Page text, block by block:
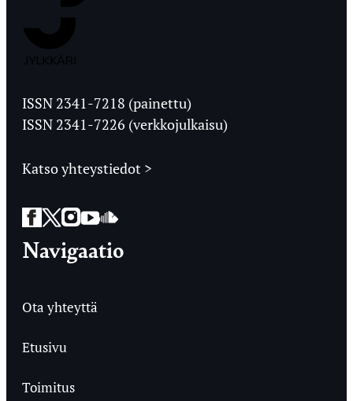
Ylioppilaslehti
ISSN 2341-7218 (painettu)
ISSN 2341-7226 (verkkojulkaisu)
Katso yhteystiedot >
Facebook
Twitter
Instagram
YouTube
SoundCloud
Navigaatio
Ota yhteyttä
Etusivu
Toimitus